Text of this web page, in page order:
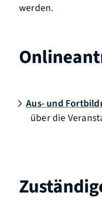
werden.
Aus- und
über die